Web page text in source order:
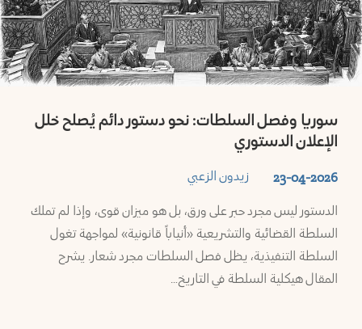
سوريا وفصل السلطات: نحو دستور دائم يُصلح خلل
الإعلان الدستوري
زيدون الزعبي 23-04-2026
الدستور ليس مجرد حبر على ورق، بل هو ميزان قوى، وإذا لم تملك
السلطة القضائية والتشريعية «أنياباً قانونية» لمواجهة تغول
السلطة التنفيذية، يظل فصل السلطات مجرد شعار. يشرح
المقال هيكلية السلطة في التاريخ…